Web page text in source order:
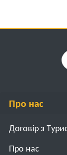
Про нас
Договір з
Про нас